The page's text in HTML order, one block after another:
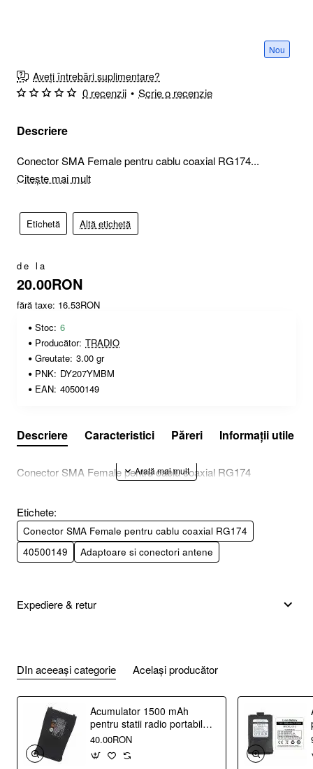
Nou
Aveți întrebări suplimentare?
Descriere
Conector SMA Female pentru cablu coaxial RG174...
Citește mai mult
Etichetă Altă etichetă
0 recenzii • Scrie o recenzie
de la
20.00RON
fără taxe: 16.53RON
Stoc: 6
Producător: TRADIO
Greutate: 3.00 gr
PNK: DY207YMBM
EAN: 40500149
Descriere Caracteristici Păreri Informații utile
Conector SMA Female pentru cablu coaxial RG174
Etichete:
Conector SMA Female pentru cablu coaxial RG174
40500149
Adaptoare si conectori antene
Expediere & retur
DIn aceeași categorie Același producător
Acumulator 1500 mAh
pentru statii radio portabile
Baofeng BF-888S
40.00RON